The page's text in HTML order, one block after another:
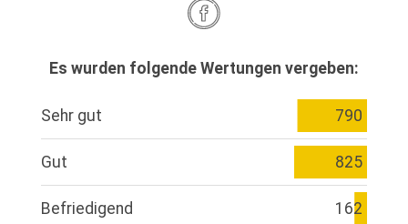
Es wurden folgende Wertungen vergeben:
Sehr gut 790
Gut 825
Befriedigend 162